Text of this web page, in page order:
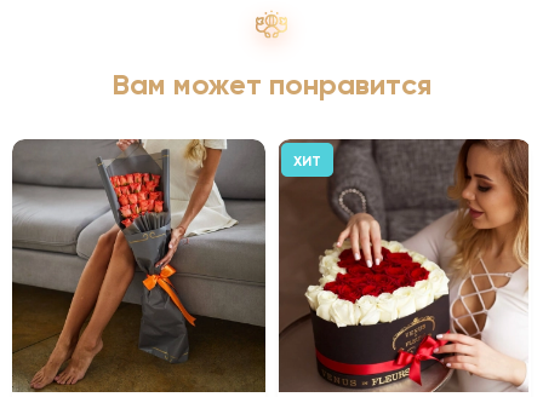
Вам может понравится
ХИТ